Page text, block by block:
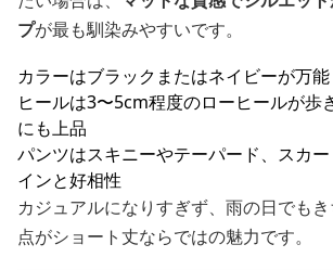
プが最も馴染みやすいです。
カラーはブラックまたはネイビーが万能
ヒールは3〜5cm程度のローヒールが歩
にも上品
パンツはスキニーやテーパード、スカ
インと好相性
カジュアルになりすぎず、雨の日でも
点がショート丈ならではの魅力です。